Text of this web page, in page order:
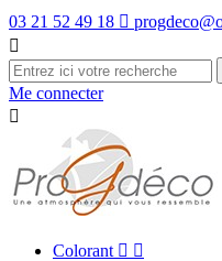
03 21 52 49 18 

Me connecter

Colorant  